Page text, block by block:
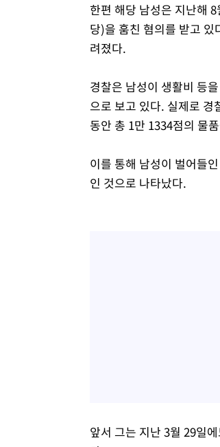
한편 해당 남성은 지난해
당)을 훔친 혐의를 받고
려졌다.
경찰은 남성이 생활비 등
으로 보고 있다. 실제로 경
동안 총 1만 1334점의 물
이를 통해 남성이 벌어들
인 것으로 나타났다.
앞서 그는 지난 3월 29일